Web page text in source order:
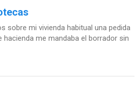
sobre mi vivienda habitual una pedida
hacienda me mandaba el borrador sin